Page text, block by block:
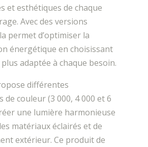
et esthétiques de chaque
Avec des versions
permet d’optimiser la
énergétique en choisissant
adaptée à chaque besoin.
différentes
couleur (3 000, 4 000 et 6
une lumière harmonieuse
matériaux éclairés et de
extérieur. Ce produit de